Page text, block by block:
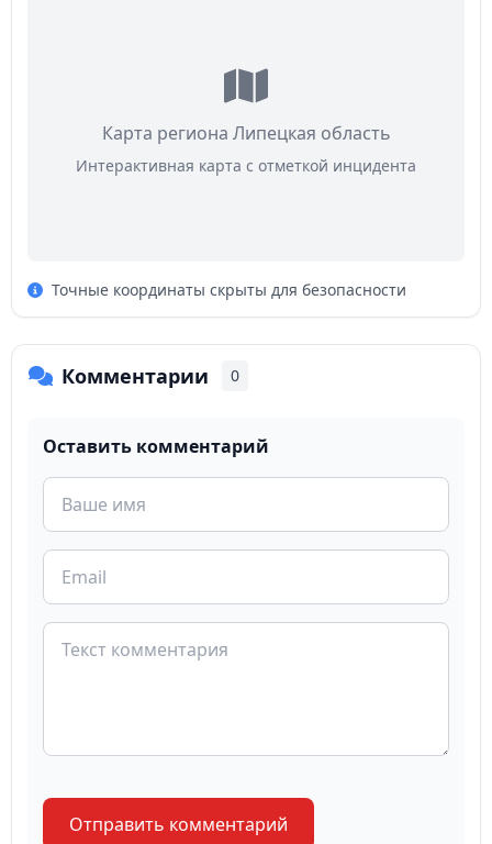
Карта региона Липецкая область
Интерактивная карта с отметкой инцидента
Точные координаты скрыты для безопасности
Комментарии 0
Оставить комментарий
Отправить комментарий